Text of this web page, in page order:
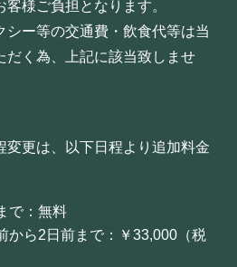
様ご負担となります。
シー等の交通費・飲食代等は当
だく為、上記に該当致しませ
変更は、以下日程より追加料金
で：無料
から2日前まで：￥33,000（税